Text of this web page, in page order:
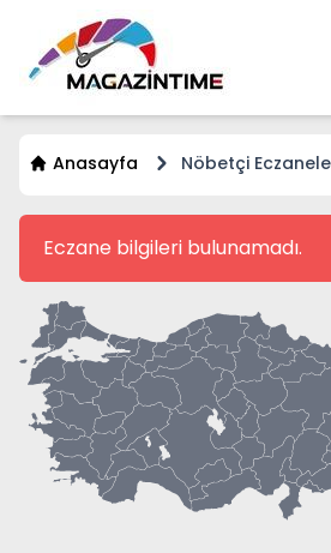
Anasayfa Nöbetçi
Eczane bilgileri bulunamadı.